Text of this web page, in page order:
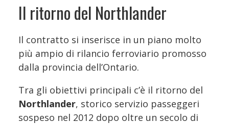
Il ritorno del Northlander
Il contratto si inserisce in un piano molto
più ampio di rilancio ferroviario promosso
dalla provincia dell’Ontario.
Tra gli obiettivi principali c’è il ritorno del
Northlander, storico servizio passeggeri
sospeso nel 2012 dopo oltre un secolo di